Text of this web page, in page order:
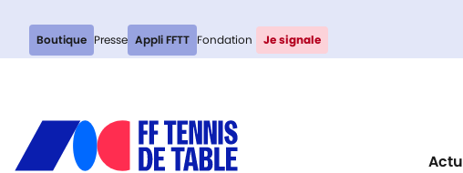
Boutique Presse Appli FFTT Fondation Je signale